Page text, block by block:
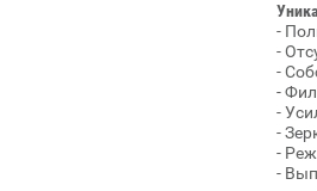
-
-
-
-
-
-
-
-